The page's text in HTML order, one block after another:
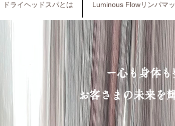
ドライヘッドスパとは Luminous Flowリンパマ
ー心も身体も
お客さまの未来を